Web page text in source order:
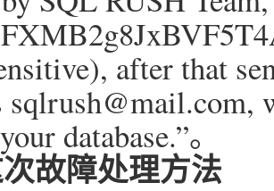
after that
database.”。
故障处理方法